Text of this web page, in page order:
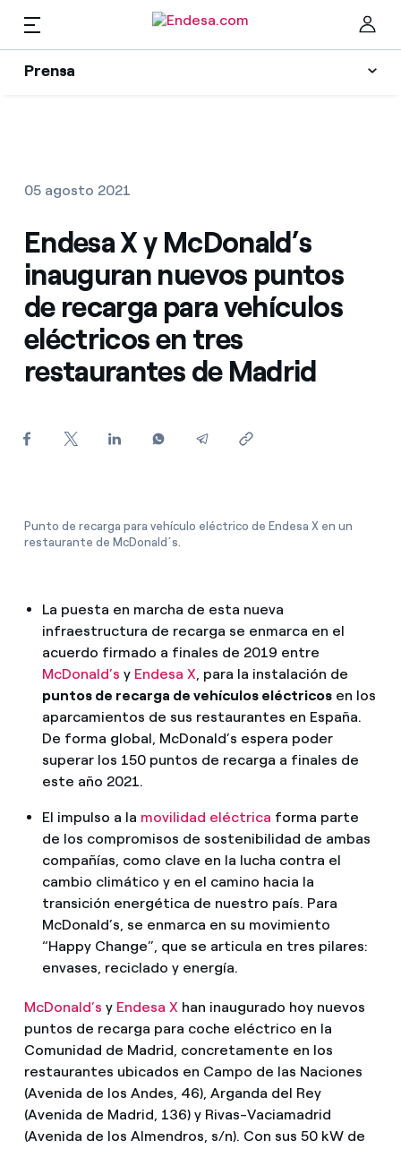
Prensa
Prensa
Encuentra la tarifa que más te conviene
Compara nuestras tarifas de empresa y ahorra
Por cada kWh que ahorres, te descontamos otro
Recursos
Colecciones
Contactos prensa
ES
05 agosto 2021
Endesa X y McDonald’s
inauguran nuevos puntos
de recarga para vehículos
eléctricos en tres
restaurantes de Madrid
Punto de recarga para vehículo eléctrico de Endesa X en un
restaurante de McDonald´s.
La puesta en marcha de esta nueva
infraestructura de recarga se enmarca en el
acuerdo firmado a finales de 2019 entre
McDonald’s y Endesa X, para la instalación de
puntos de recarga de vehículos eléctricosen los
aparcamientos de sus restaurantes en España.
De forma global, McDonald’s espera poder
superar los 150 puntos de recarga a finales de
este año 2021.
El impulso a la movilidad eléctrica forma parte
de los compromisos de sostenibilidad de ambas
compañías, como clave en la lucha contra el
cambio climático y en el camino hacia la
transición energética de nuestro país. Para
McDonald’s, se enmarca en su movimiento
“Happy Change”, que se articula en tres pilares:
envases, reciclado y energía.
McDonald’s y Endesa X han inaugurado hoy nuevos
puntos de recarga para coche eléctrico en la
Comunidad de Madrid, concretamente en los
restaurantes ubicados en Campo de las Naciones
(Avenida de los Andes, 46), Arganda del Rey
(Avenida de Madrid, 136) y Rivas-Vaciamadrid
(Avenida de los Almendros, s/n). Con sus 50 kW de